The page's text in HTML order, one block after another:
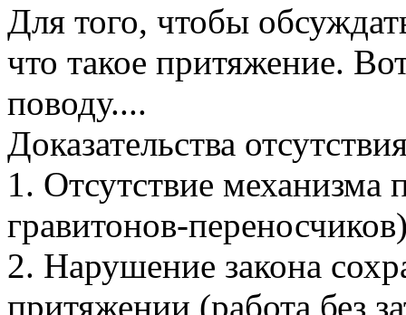
Для того, чтобы
что такое притяжение.
поводу....
Доказательства
1. Отсутствие механизма
гравитонов-
2. Нарушение закона
притяжении (работа без